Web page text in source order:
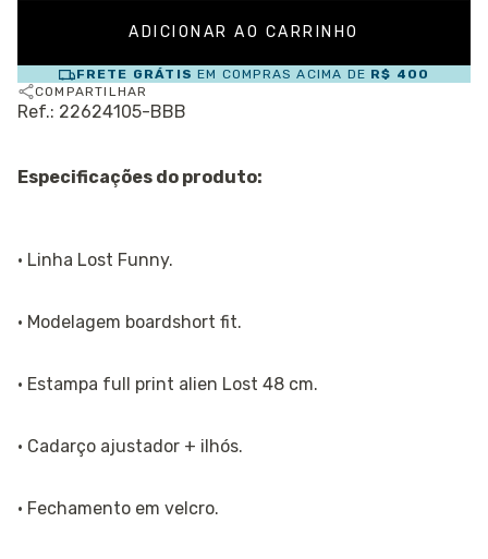
FRETE GRÁTIS EM COMPRAS ACIMA DE R$ 400
COMPARTILHAR
Ref.: 22624105-BBB
Especificações do produto:
· Linha Lost Funny.
· Modelagem boardshort fit.
· Estampa full print alien Lost 48 cm.
· Cadarço ajustador + ilhós.
· Fechamento em velcro.